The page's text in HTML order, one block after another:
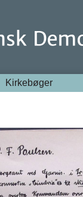
Kirkebøger